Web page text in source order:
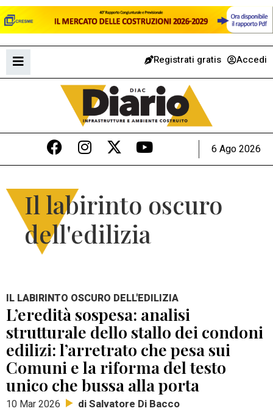
Registrati gratis Accedi
6 Ago 2026
Il labirinto oscuro
dell'edilizia
IL LABIRINTO OSCURO DELL'EDILIZIA
L’eredità sospesa: analisi
strutturale dello stallo dei condoni
edilizi: l’arretrato che pesa sui
Comuni e la riforma del testo
unico che bussa alla porta
10 Mar 2026 di Salvatore Di Bacco